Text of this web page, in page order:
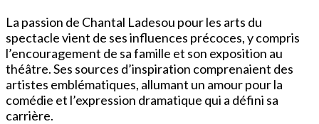
La passion de Chantal Ladesou pour les arts du
spectacle vient de ses influences précoces, y compris
l’encouragement de sa famille et son exposition au
théâtre. Ses sources d’inspiration comprenaient des
artistes emblématiques, allumant un amour pour la
comédie et l’expression dramatique qui a défini sa
carrière.